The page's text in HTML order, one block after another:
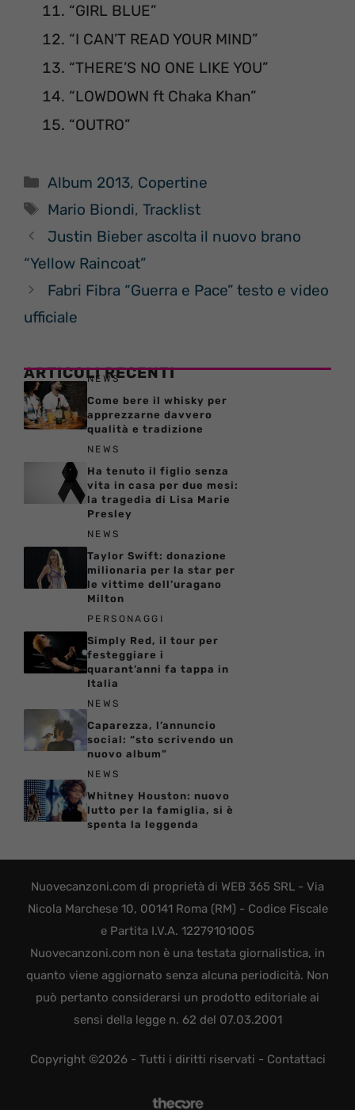
“GIRL BLUE”
“I CAN’T READ YOUR MIND”
“THERE’S NO ONE LIKE YOU”
“LOWDOWN ft Chaka Khan”
“OUTRO”
Categorie
Album 2013, Copertine
Tag
Mario Biondi,Tracklist
Justin Bieber ascolta il nuovo brano
“Yellow Raincoat”
Fabri Fibra “Guerra e Pace” testo e video
ufficiale
ARTICOLI RECENTI
NEWS
Come bere il whisky per
apprezzarne davvero
qualità e tradizione
NEWS
Ha tenuto il figlio senza
vita in casa per due mesi:
la tragedia di Lisa Marie
Presley
NEWS
Taylor Swift: donazione
milionaria per la star per
le vittime dell’uragano
Milton
PERSONAGGI
Simply Red, il tour per
festeggiare i
quarant’anni fa tappa in
Italia
NEWS
Caparezza, l’annuncio
social: “sto scrivendo un
nuovo album”
NEWS
Whitney Houston: nuovo
lutto per la famiglia, si è
spenta la leggenda
Nuovecanzoni.com di proprietà di WEB 365 SRL - Via
Nicola Marchese 10, 00141 Roma (RM) - Codice Fiscale
e Partita I.V.A. 12279101005
Nuovecanzoni.com non è una testata giornalistica, in
quanto viene aggiornato senza alcuna periodicità. Non
può pertanto considerarsi un prodotto editoriale ai
sensi della legge n. 62 del 07.03.2001
Copyright ©2026 - Tutti i diritti riservati - Contattaci